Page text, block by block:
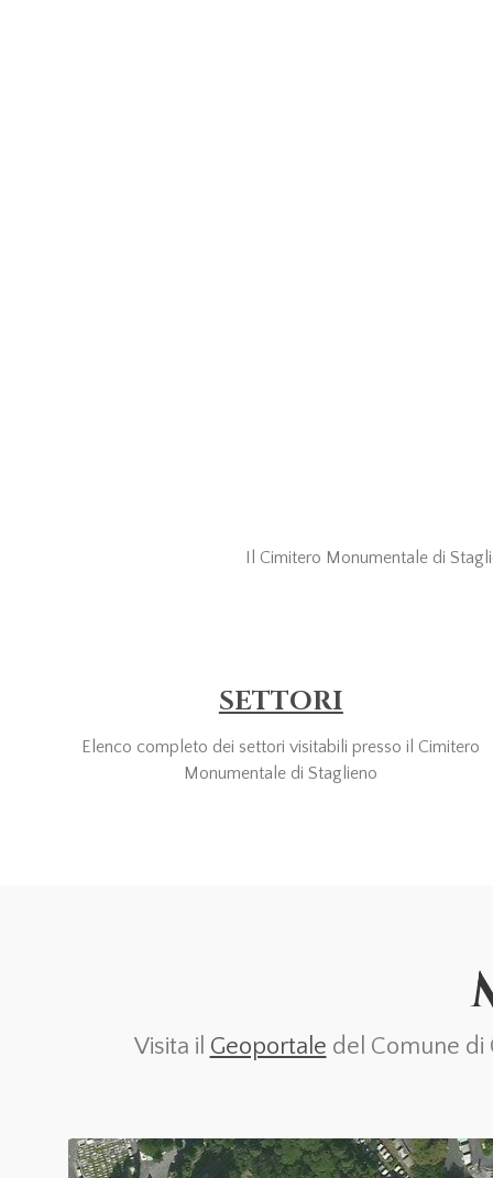
Il Cimitero Monumentale di
SETTORI
Elenco completo dei settori visitabili presso il Cimitero
Monumentale di Staglieno
Visita il Geoportale del Comune di